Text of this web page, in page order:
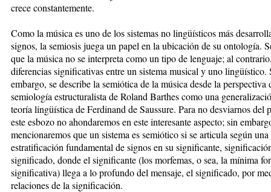
crece constantemente.
Como la música es uno de los sistemas no lingüísticos más
signos, la semiosis juega un papel en la ubicación de su ontología.
que la música no se interpreta como un tipo de lenguaje; al
diferencias significativas entre un sistema musical y uno lingüístico.
embargo, se describe la semiótica de la música desde la perspectiva
semiología estructuralista de Roland Barthes como una
teoría lingüística de Ferdinand de Saussure. Para no desviarnos del
este esbozo no ahondaremos en este interesante aspecto; sin
mencionaremos que un sistema es semiótico si se articula según una
estratificación fundamental de signos en su significante,
significado, donde el significante (los morfemas, o sea, la mínima
significativa) llega a lo profundo del mensaje, el significado, por
relaciones de la significación.